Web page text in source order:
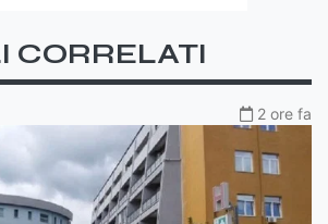
CORRELATI
2 ore fa